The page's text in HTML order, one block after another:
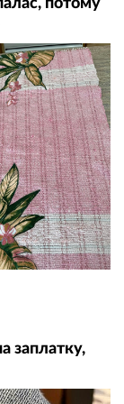
заплатку,